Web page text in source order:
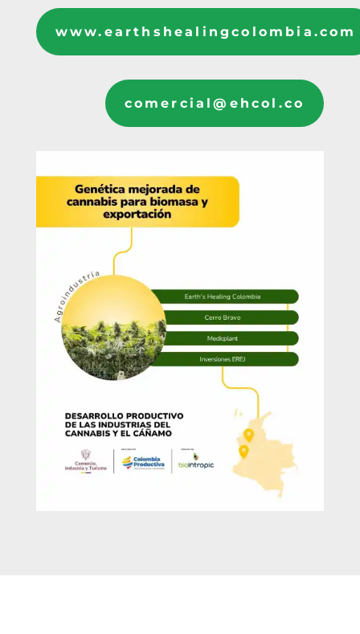
www.earthshealingcolombia.com
comercial@ehcol.co